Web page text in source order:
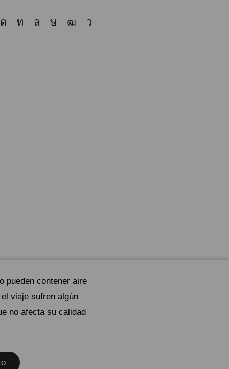
pueden contener aire
viaje sufren algún
no afecta su calidad